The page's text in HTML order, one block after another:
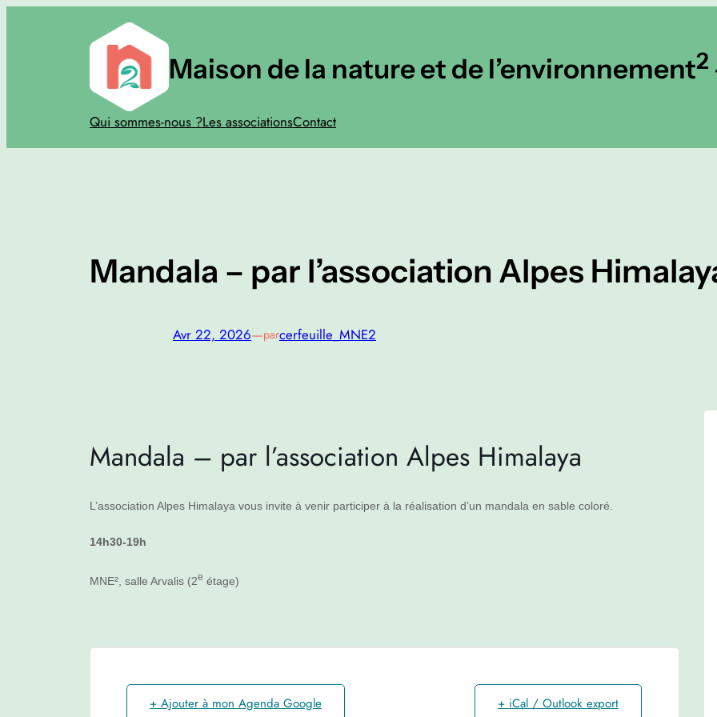
Maison de la nature et de l’environnement2
Qui sommes-nous ?Les associationsContact
Mandala – par l’association Alpes
Avr 22, 2026—parcerfeuille_MNE2
Mandala – par l’association Alpes Himalaya
L’association Alpes Himalaya vous invite à venir participer à la réalisation d’un mandala en sable coloré.
14h30-19h
MNE², salle Arvalis (2e étage)
+ Ajouter à mon Agenda Google + iCal / Outlook export